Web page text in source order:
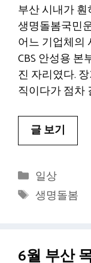
부산 시내가
생명돌봄국민
어느 기업체의
CBS 안성용
진 자리였다.
직이다가 점차
글 보기
카
테
고
일상
태
생명돌봄
6월 부산